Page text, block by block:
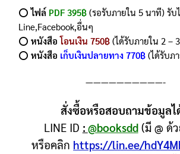
⭕️ไฟล์ PDF 395฿ (รอรับภายใน 5 นาที) รับ
Line,Facebook,อื่นๆ
⭕️หนังสือโอนเงิน 750฿ (ได้รับภายใน 2 –
⭕️หนังสือ เก็บเงินปลายทาง 770฿ (ได้รับภ
——————————-
สั่งซื้อหรือสอบถามข้อมูลไ
LINE ID : @booksdd(มี @ ด้
หรือคลิก https://lin.ee/